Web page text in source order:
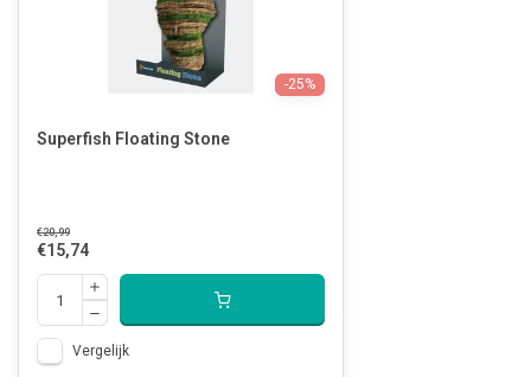
-25%
Superfish Floating Stone
€20,99
€15,74
Vergelijk